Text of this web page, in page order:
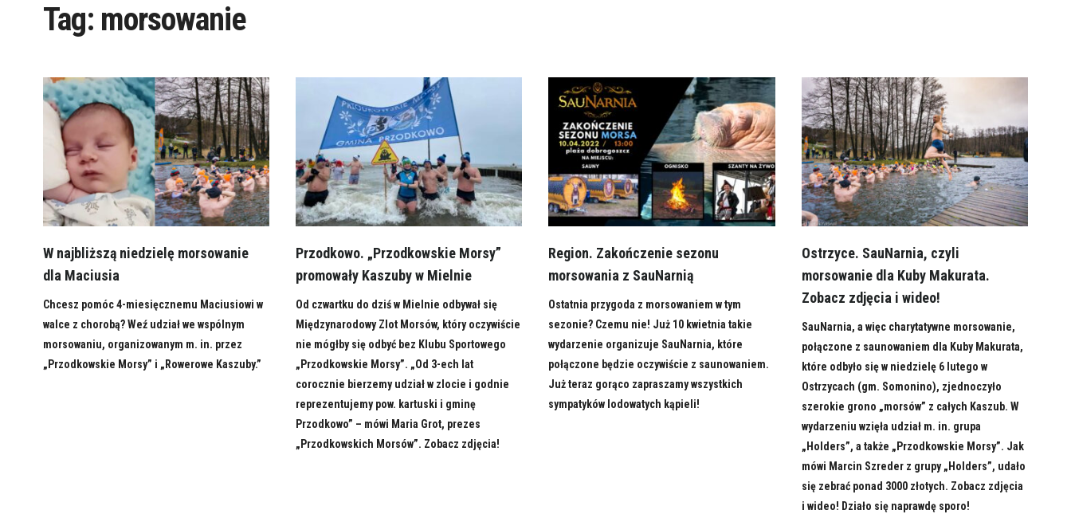
Tag: morsowanie
W najbliższą niedzielę morsowanie
dla Maciusia
Chcesz pomóc 4-miesięcznemu Maciusiowi w
walce z chorobą? Weź udział we wspólnym
morsowaniu, organizowanym m. in. przez
„Przodkowskie Morsy” i „Rowerowe Kaszuby.”
Przodkowo. „Przodkowskie Morsy”
promowały Kaszuby w Mielnie
Od czwartku do dziś w Mielnie odbywał się
Międzynarodowy Zlot Morsów, który oczywiście
nie mógłby się odbyć bez Klubu Sportowego
„Przodkowskie Morsy”. „Od 3-ech lat
corocznie bierzemy udział w zlocie i godnie
reprezentujemy pow. kartuski i gminę
Przodkowo” – mówi Maria Grot, prezes
„Przodkowskich Morsów”. Zobacz zdjęcia!
Region. Zakończenie sezonu
morsowania z SauNarnią
Ostatnia przygoda z morsowaniem w tym
sezonie? Czemu nie! Już 10 kwietnia takie
wydarzenie organizuje SauNarnia, które
połączone będzie oczywiście z saunowaniem.
Już teraz gorąco zapraszamy wszystkich
sympatyków lodowatych kąpieli!
Ostrzyce. SauNarnia, czyli
morsowanie dla Kuby Makurata.
Zobacz zdjęcia i wideo!
SauNarnia, a więc charytatywne morsowanie,
połączone z saunowaniem dla Kuby Makurata,
które odbyło się w niedzielę 6 lutego w
Ostrzycach (gm. Somonino), zjednoczyło
szerokie grono „morsów” z całych Kaszub. W
wydarzeniu wzięła udział m. in. grupa
„Holders”, a także „Przodkowskie Morsy”. Jak
mówi Marcin Szreder z grupy „Holders”, udało
się zebrać ponad 3000 złotych. Zobacz zdjęcia
i wideo! Działo się naprawdę sporo!